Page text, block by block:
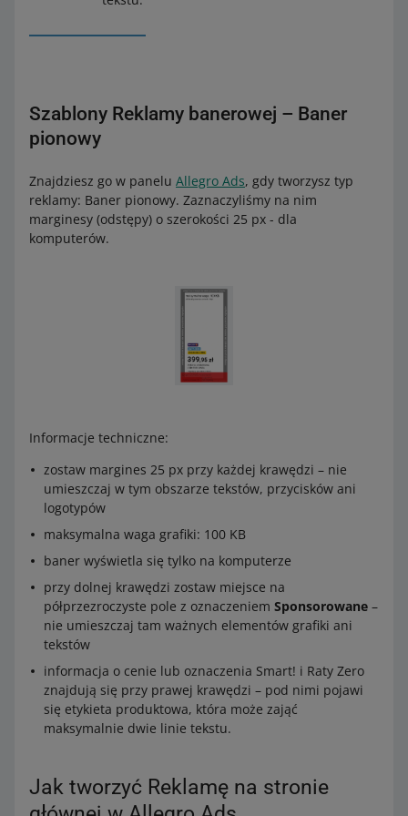
Szablony Reklamy banerowej – Baner
pionowy
Znajdziesz go w panelu Allegro Ads, gdy tworzysz typ
reklamy: Baner pionowy. Zaznaczyliśmy na nim
marginesy (odstępy) o szerokości 25 px - dla
komputerów.
Informacje techniczne:
zostaw margines 25 px przy każdej krawędzi – nie
umieszczaj w tym obszarze tekstów, przycisków ani
logotypów
maksymalna waga grafiki: 100 KB
baner wyświetla się tylko na komputerze
przy dolnej krawędzi zostaw miejsce na
półprzezroczyste pole z oznaczeniem Sponsorowane –
nie umieszczaj tam ważnych elementów grafiki ani
tekstów
informacja o cenie lub oznaczenia Smart! i Raty Zero
znajdują się przy prawej krawędzi – pod nimi pojawi
się etykieta produktowa, która może zająć
maksymalnie dwie linie tekstu.
Jak tworzyć Reklamę na stronie